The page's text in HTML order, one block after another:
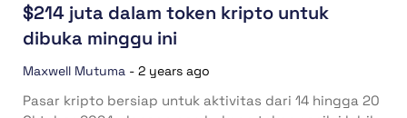
$214 juta dalam token kripto untuk
dibuka minggu ini
Maxwell Mutuma - 2 years ago
Pasar kripto bersiap untuk aktivitas dari 14 hingga 20